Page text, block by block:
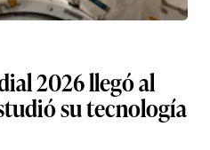
2026 llegó al
su tecnología